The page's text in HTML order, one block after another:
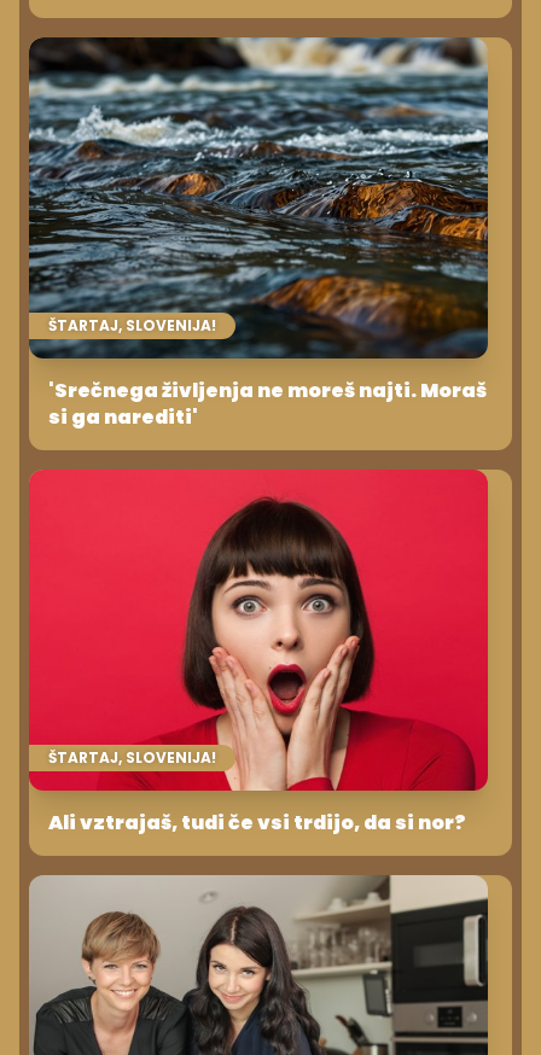
ŠTARTAJ, SLOVENIJA!
'Srečnega življenja ne moreš najti. Moraš
si ga narediti'
ŠTARTAJ, SLOVENIJA!
Ali vztrajaš, tudi če vsi trdijo, da si nor?